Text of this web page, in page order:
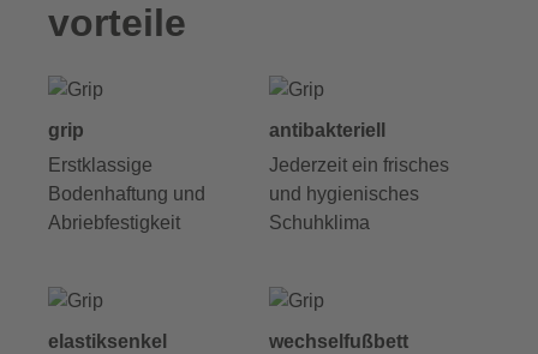
vorteile
grip
Erstklassige
Bodenhaftung und
Abriebfestigkeit
antibakteriell
Jederzeit ein frisches
und hygienisches
Schuhklima
elastiksenkel
wechselfußbett